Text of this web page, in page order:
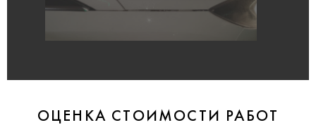
ОЦЕНКА СТОИМОСТИ РАБОТ